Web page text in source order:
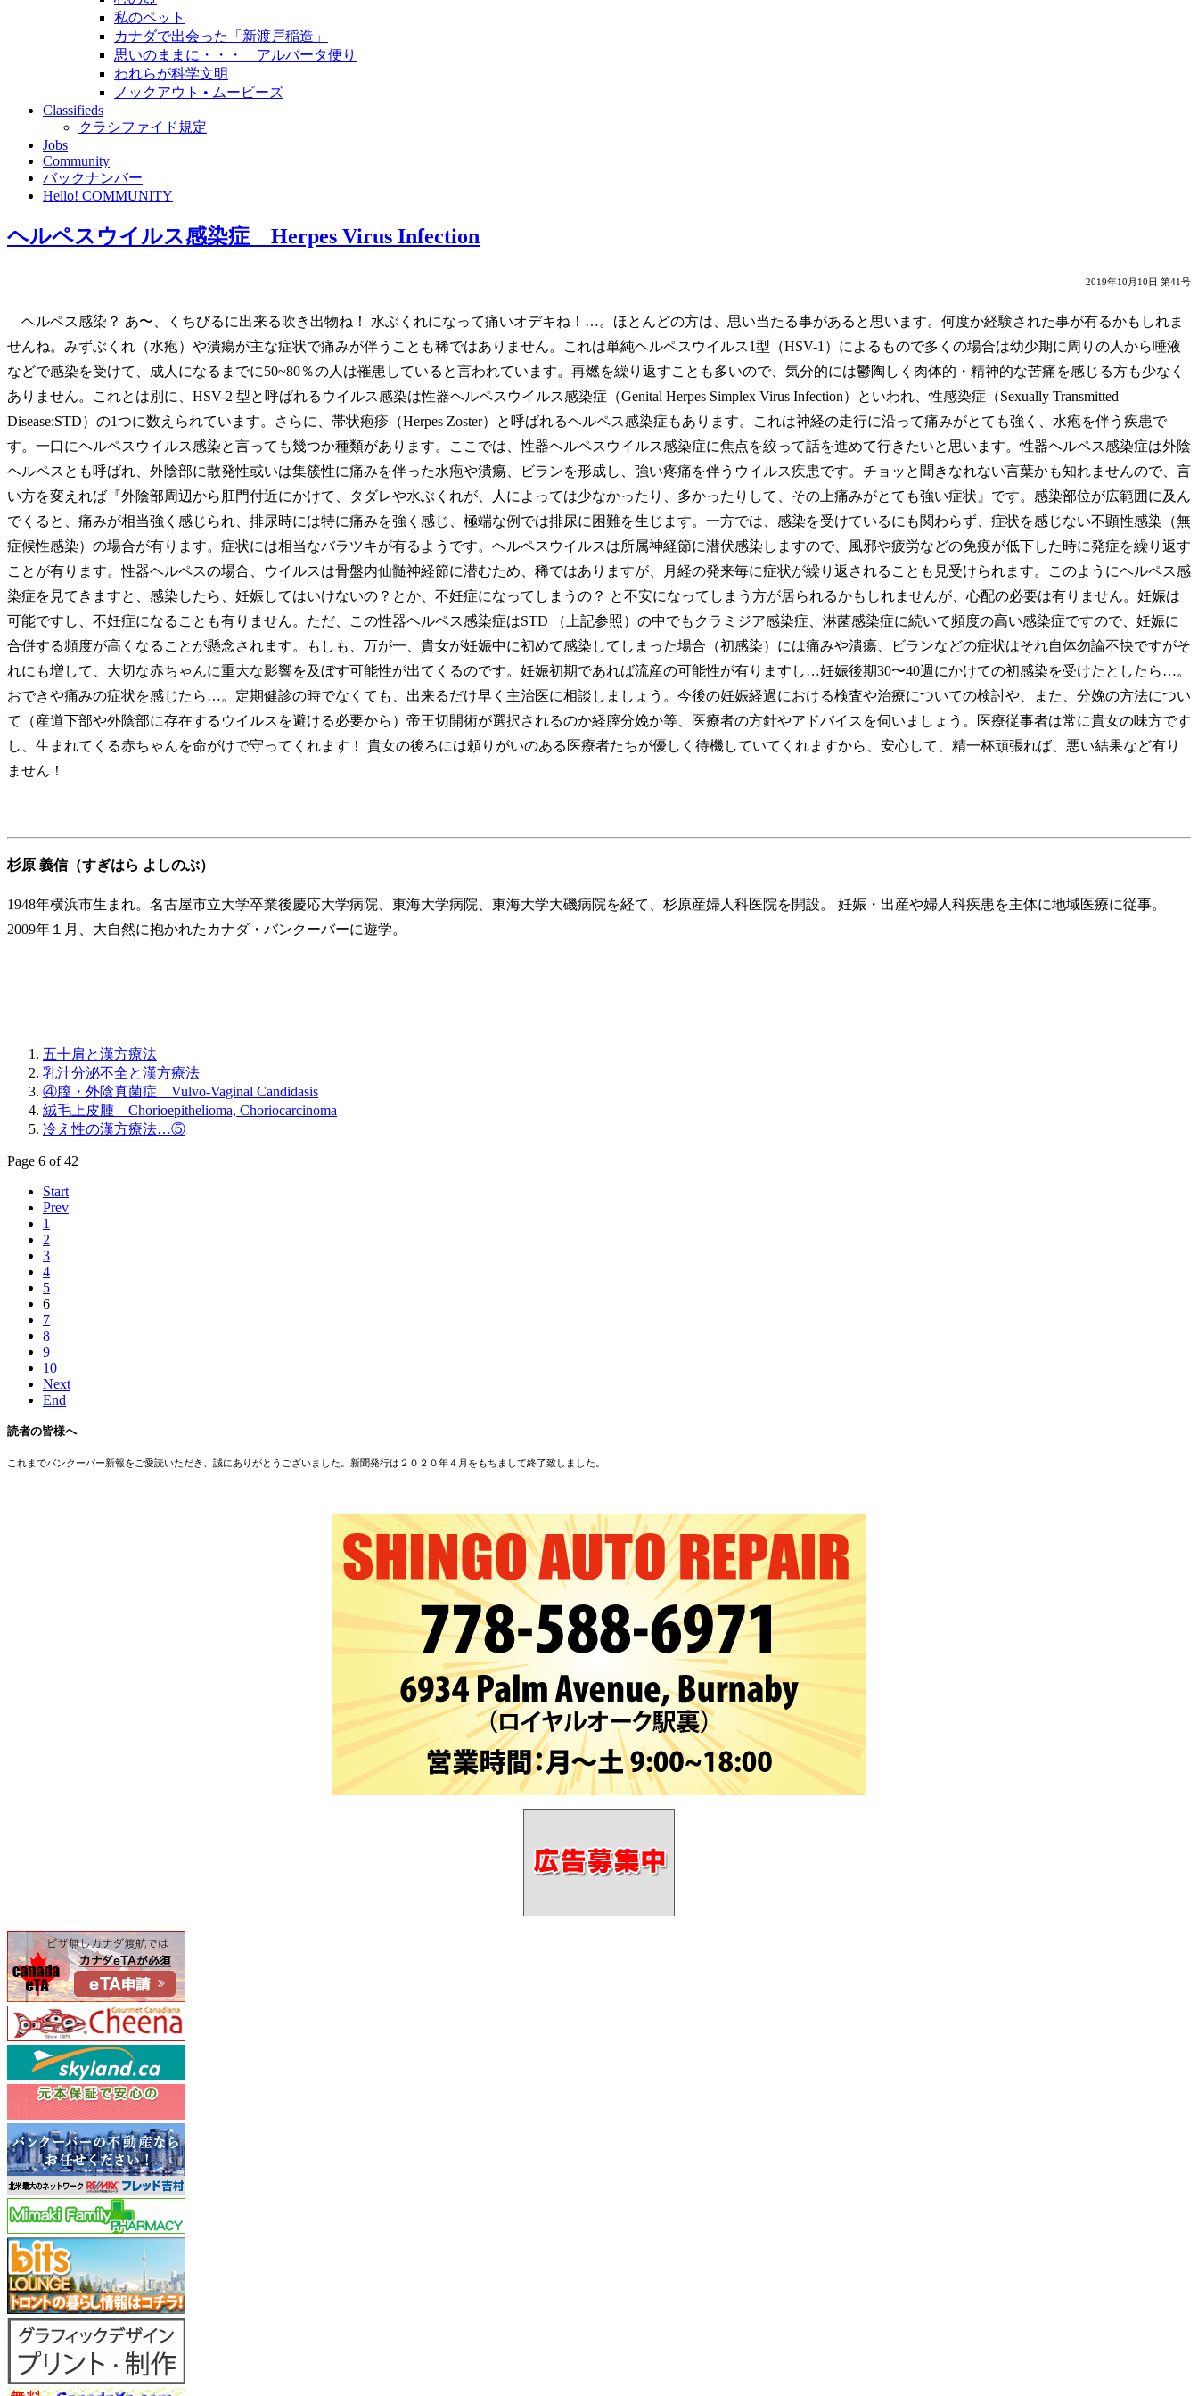
私のペット
カナダで出会った「新渡戸稲造」
思いのままに・・・ アルバータ便り
われらが科学文明
ノックアウト • ムービーズ
Classifieds
クラシファイド規定
Jobs
Community
バックナンバー
Hello! COMMUNITY
ヘルペスウイルス感染症 Herpes Virus Infection
2019年10月10日 第41号
ヘルペス感染？ あ〜、くちびるに出来る吹き出物ね！ 水ぶくれになって痛いオデキね！…。ほとんどの方は、思い当たる事があると思います。何度か経験された事が有るかもしれま
せんね。みずぶくれ（水疱）や潰瘍が主な症状で痛みが伴うことも稀ではありません。これは単純ヘルペスウイルス1型（HSV-1）によるもので多くの場合は幼少期に周りの人から唾液
などで感染を受けて、成人になるまでに50~80％の人は罹患していると言われています。再燃を繰り返すことも多いので、気分的には鬱陶しく肉体的・精神的な苦痛を感じる方も少なく
ありません。これとは別に、HSV-2 型と呼ばれるウイルス感染は性器ヘルペスウイルス感染症（Genital Herpes Simplex Virus Infection）といわれ、性感染症（Sexually Transmitted
Disease:STD）の1つに数えられています。さらに、帯状疱疹（Herpes Zoster）と呼ばれるヘルペス感染症もあります。これは神経の走行に沿って痛みがとても強く、水疱を伴う疾患で
す。一口にヘルペスウイルス感染と言っても幾つか種類があります。ここでは、性器ヘルペスウイルス感染症に焦点を絞って話を進めて行きたいと思います。性器ヘルペス感染症は外陰
ヘルペスとも呼ばれ、外陰部に散発性或いは集簇性に痛みを伴った水疱や潰瘍、ビランを形成し、強い疼痛を伴うウイルス疾患です。チョッと聞きなれない言葉かも知れませんので、言
い方を変えれば『外陰部周辺から肛門付近にかけて、タダレや水ぶくれが、人によっては少なかったり、多かったりして、その上痛みがとても強い症状』です。感染部位が広範囲に及ん
でくると、痛みが相当強く感じられ、排尿時には特に痛みを強く感じ、極端な例では排尿に困難を生じます。一方では、感染を受けているにも関わらず、症状を感じない不顕性感染（無
症候性感染）の場合が有ります。症状には相当なバラツキが有るようです。ヘルペスウイルスは所属神経節に潜伏感染しますので、風邪や疲労などの免疫が低下した時に発症を繰り返す
ことが有ります。性器ヘルペスの場合、ウイルスは骨盤内仙髄神経節に潜むため、稀ではありますが、月経の発来毎に症状が繰り返されることも見受けられます。このようにヘルペス感
染症を見てきますと、感染したら、妊娠してはいけないの？とか、不妊症になってしまうの？ と不安になってしまう方が居られるかもしれませんが、心配の必要は有りません。妊娠は
可能ですし、不妊症になることも有りません。ただ、この性器ヘルペス感染症はSTD （上記参照）の中でもクラミジア感染症、淋菌感染症に続いて頻度の高い感染症ですので、妊娠に
合併する頻度が高くなることが懸念されます。もしも、万が一、貴女が妊娠中に初めて感染してしまった場合（初感染）には痛みや潰瘍、ビランなどの症状はそれ自体勿論不快ですがそ
れにも増して、大切な赤ちゃんに重大な影響を及ぼす可能性が出てくるのです。妊娠初期であれば流産の可能性が有りますし…妊娠後期30〜40週にかけての初感染を受けたとしたら…。
おできや痛みの症状を感じたら…。定期健診の時でなくても、出来るだけ早く主治医に相談しましょう。今後の妊娠経過における検査や治療についての検討や、また、分娩の方法につい
て（産道下部や外陰部に存在するウイルスを避ける必要から）帝王切開術が選択されるのか経膣分娩か等、医療者の方針やアドバイスを伺いましょう。医療従事者は常に貴女の味方です
し、生まれてくる赤ちゃんを命がけで守ってくれます！ 貴女の後ろには頼りがいのある医療者たちが優しく待機していてくれますから、安心して、精一杯頑張れば、悪い結果など有り
ません！
杉原 義信（すぎはら よしのぶ）
1948年横浜市生まれ。名古屋市立大学卒業後慶応大学病院、東海大学病院、東海大学大磯病院を経て、杉原産婦人科医院を開設。 妊娠・出産や婦人科疾患を主体に地域医療に従事。
2009年１月、大自然に抱かれたカナダ・バンクーバーに遊学。
五十肩と漢方療法
乳汁分泌不全と漢方療法
④膣・外陰真菌症 Vulvo-Vaginal Candidasis
絨毛上皮腫 Chorioepithelioma, Choriocarcinoma
冷え性の漢方療法…⑤
Page 6 of 42
Start
Prev
1
2
3
4
5
6
7
8
9
10
Next
End
読者の皆様へ
これまでバンクーバー新報をご愛読いただき、誠にありがとうございました。新聞発行は２０２０年４月をもちまして終了致しました。